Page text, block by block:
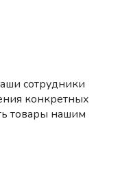
сотрудники
конкретных
товары нашим